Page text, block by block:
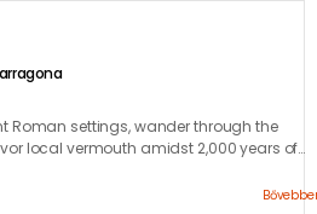
Roman settings, wander through the
local vermouth amidst 2,000 years of